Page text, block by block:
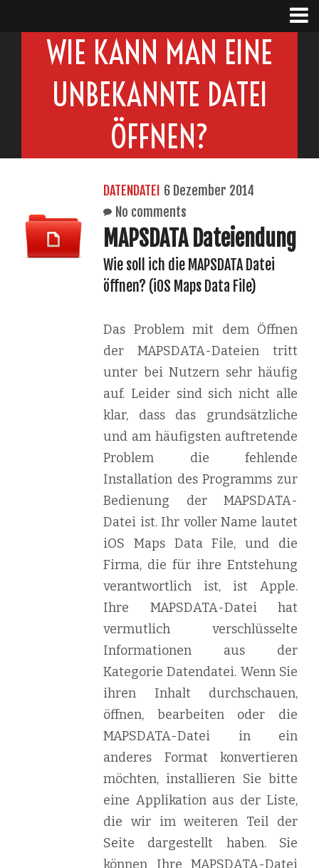
WIE KANN MAN EINE
UNBEKANNTE DATEI
ÖFFNEN?
DATENDATEI 6 Dezember 2014
No comments
MAPSDATA Dateiendung
Wie soll ich die MAPSDATA Datei
öffnen? (iOS Maps Data File)
Das Problem mit dem Öffnen
der MAPSDATA-Dateien tritt
unter bei Nutzern sehr häufig
auf. Leider sind sich nicht alle
klar, dass das grundsätzliche
und am häufigsten auftretende
Problem die fehlende
Installation des Programms zur
Bedienung der MAPSDATA-
Datei ist. Ihr voller Name lautet
iOS Maps Data File, und die
Firma, die für ihre Entstehung
verantwortlich ist, ist Apple.
Ihre MAPSDATA-Datei hat
vermutlich verschlüsselte
Informationen aus der
Kategorie Datendatei. Wenn Sie
ihren Inhalt durchschauen,
öffnen, bearbeiten oder die
MAPSDATA-Datei in ein
anderes Format konvertieren
möchten, installieren Sie bitte
eine Applikation aus der Liste,
die wir im weiteren Teil der
Seite dargestellt haben. Sie
können Ihre MAPSDATA-Datei